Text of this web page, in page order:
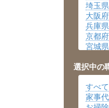
埼玉県
大阪府
兵庫県
京都府
宮城県
福井県
岡山県
広島県
沖縄県
選択中
すべて
家事